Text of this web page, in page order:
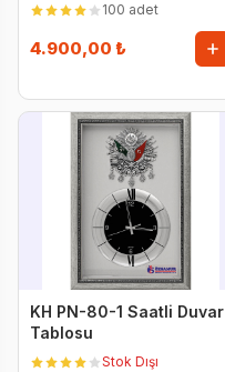
100 adet
4.900,00 ₺
KH PN-80-1 Saatli Duvar
Tablosu
Stok Dışı